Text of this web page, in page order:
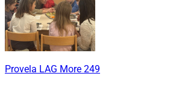
Provela LAG More 249